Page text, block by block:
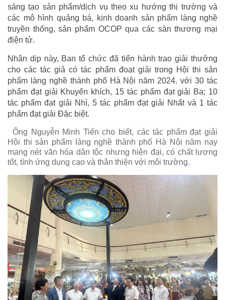
sáng tạo sản phẩm/dịch vụ theo xu hướng thị trường và
các mô hình quảng bá, kinh doanh sản phẩm làng nghề
truyền thống, sản phẩm OCOP qua các sàn thương mại
điện tử.
Nhân dịp này, Ban tổ chức đã tiến hành trao giải thưởng
cho các tác giả có tác phẩm đoạt giải trong Hội thi sản
phẩm làng nghề thành phố Hà Nội năm 2024. với 30 tác
phẩm đạt giải Khuyến khích, 15 tác phẩm đạt giải Ba; 10
tác phẩm đạt giải Nhì, 5 tác phẩm đạt giải Nhất và 1 tác
phẩm đạt giải Đặc biệt.
Ông Nguyễn Minh Tiến cho biết, các tác phẩm đạt giải
Hội thi sản phẩm làng nghề thành phố Hà Nội năm nay
mang nét văn hóa dân tộc nhưng hiện đại, có chất lượng
tốt, tính ứng dụng cao và thân thiện với môi trường.